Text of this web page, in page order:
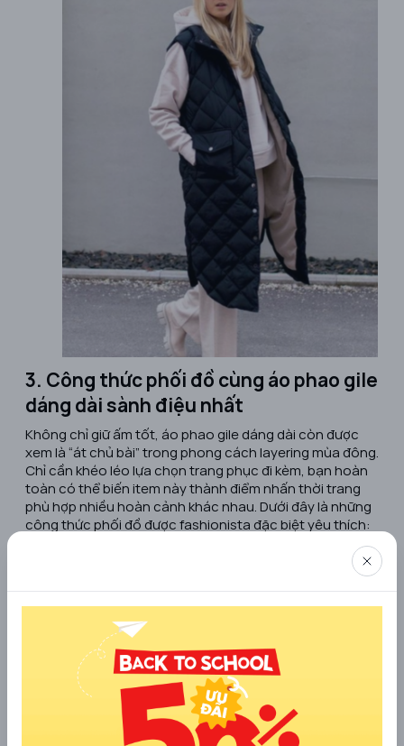
3. Công thức phối đồ cùng áo phao gile
dáng dài sành điệu nhất
Không chỉ giữ ấm tốt, áo phao gile dáng dài còn được
xem là “át chủ bài” trong phong cách layering mùa đông.
Chỉ cần khéo léo lựa chọn trang phục đi kèm, bạn hoàn
toàn có thể biến item này thành điểm nhấn thời trang
phù hợp nhiều hoàn cảnh khác nhau. Dưới đây là những
công thức phối đồ được fashionista đặc biệt yêu thích:
chuyển nhiều. Áo phao dáng dài tạo độ che phủ tốt,
gọn và cao ráo hơn. Sự đối lập giữa phom rộng và phom
ôm mang lại tổng thể cân đối, trẻ trung. Với vóc dáng
đầy đặn, nên ưu tiên áo màu tối hoặc trung tính kết hợp
cùng legging đen để tăng hiệu ứng “hack dáng”.
Áo phao gile dáng dài, áo len cổ lọ, quần ống